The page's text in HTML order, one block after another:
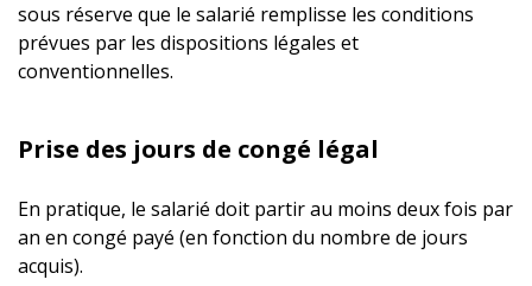
sous réserve que le salarié remplisse les conditions
prévues par les dispositions légales et
conventionnelles.
Prise des jours de congé légal
En pratique, le salarié doit partir au moins deux fois par
an en congé payé (en fonction du nombre de jours
acquis).